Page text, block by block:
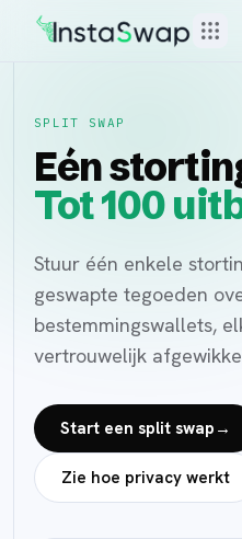
SPLIT SWAP
Eén
Tot 100
Stuur één enkele
geswapte tegoeden
bestemmingswallets,
vertrouwelijk
Start een split swap →
Zie hoe privacy werkt